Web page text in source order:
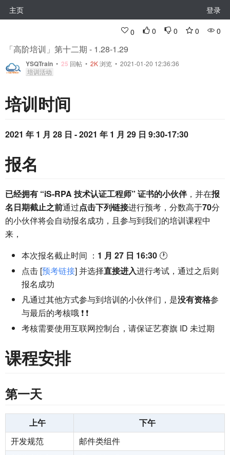
主页 登录
0 0 0 0 0
「高阶培训」第十二期 - 1.28-1.29
YSQTrain • 25 回帖 • 2K浏览 • 2021-01-20 12:36:36
培训活动
培训时间
2021 年 1 月 28 日 - 2021 年 1 月 29 日 9:30-17:30
报名
已经拥有 “iS-RPA 技术认证工程师” 证书的小伙伴，并在报
名日期截止之前通过点击下列链接进行预考，分数高于70分
的小伙伴将会自动报名成功，且参与到我们的培训课程中
来，
本次报名截止时间 ： 1 月 27 日 16:30 🕐
点击 [预考链接] 并选择直接进入进行考试，通过之后则
报名成功
凡通过其他方式参与到培训的小伙伴们，是没有资格参
与最后的考核哦 ❗ ❗
考核需要使用互联网控制台，请保证艺赛旗 ID 未过期
课程安排
第一天
上午
下午
开发规范
邮件类组件